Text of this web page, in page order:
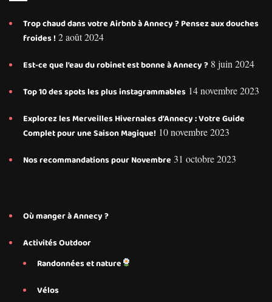
Trop chaud dans votre Airbnb à Annecy ? Pensez aux douches
froides ! 2 août 2024
Est-ce que l’eau du robinet est bonne à Annecy ? 8 juin 2024
Top 10 des spots les plus instagrammables 14 novembre 2023
Explorez les Merveilles Hivernales d’Annecy : Votre Guide
Complet pour une Saison Magique! 10 novembre 2023
Nos recommandations pour Novembre 31 octobre 2023
Où manger à Annecy ?
Activités Outdoor
Randonnées et nature
Vélos